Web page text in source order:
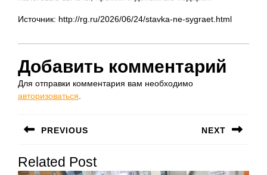
Источник: http://rg.ru/2026/06/24/stavka-ne-sygraet.html
Добавить комментарий
Для отправки комментария вам необходимо
авторизоваться.
по
записям
PREVIOUS
запись:
NEXT
запись:
Related Post